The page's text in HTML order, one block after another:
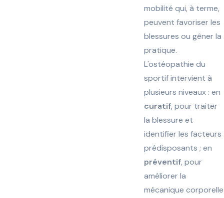
mobilité qui, à terme,
peuvent favoriser les
blessures ou gêner la
pratique.
L'ostéopathie du
sportif intervient à
plusieurs niveaux : en
curatif, pour traiter
la blessure et
identifier les facteurs
prédisposants ; en
préventif, pour
améliorer la
mécanique corporelle